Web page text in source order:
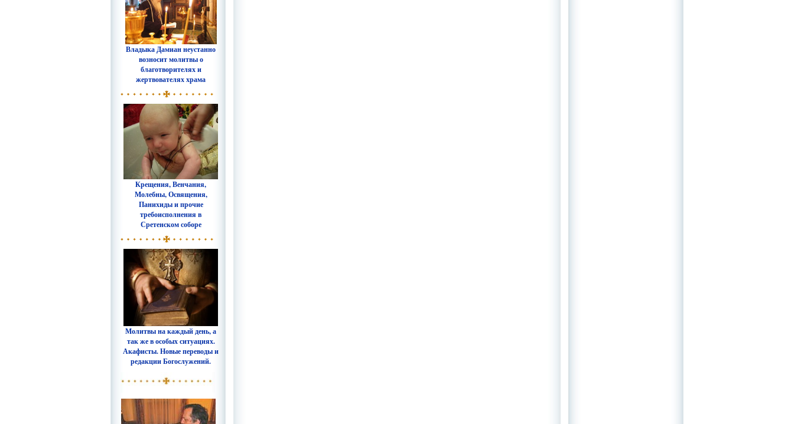
Владыка Дамиан неустанно
возносит молитвы о
благотворителях и
жертвователях храма
Крещения, Венчания,
Молебны, Освящения,
Панихиды и прочие
требоисполнения в
Сретенском соборе
Молитвы на каждый день, а
так же в особых ситуациях.
Акафисты. Новые переводы и
редакции Богослужений.